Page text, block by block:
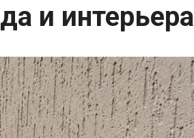
и интерьера